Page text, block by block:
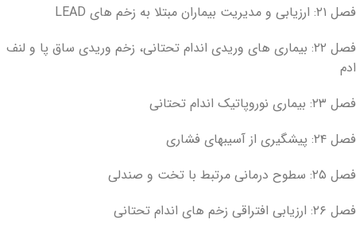
فصل ۲۱: ارزیابی و مدیریت بیماران مبتلا به زخم های LEAD
فصل ۲۲: بیماری های وریدی اندام تحتانی، زخم وریدی ساق پا و لنف
ادم
فصل ۲۳: بیماری نوروپاتیک اندام تحتانی
فصل ۲۴: پیشگیری از آسیبهای فشاری
فصل ۲۵: سطوح درمانی مرتبط با تخت و صندلی
فصل ۲۶: ارزیابی افتراقی زخم های اندام تحتانی